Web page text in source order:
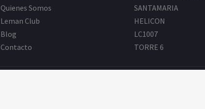
Quienes Somos
Leman Club
Blog
Contacto
SANTAMARIA
HELICON
LC1007
TORRE 6